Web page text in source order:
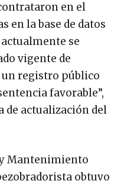
en el
en la base de datos
actualmente se
vigente de
registro público
favorable”,
de actualización del
Mantenimiento
obtuvo